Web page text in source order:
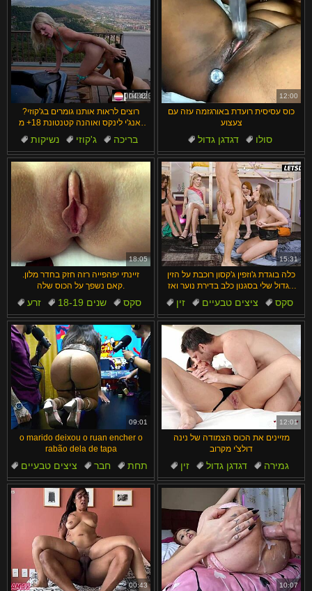
04:42
רוצים לראות אותנו גומרים בג'קוזי?
אנג'י לינקס ואוהנה קטנטונת 18+ מ-
PrimeLesbian 🔥נשיקות ג'קוזי
בריכה
חמוד
בחורה
12:00
כוס עסיסית רועדת באורגזמה עזה עם
צעצוע
דגדגן גדול
סולו
תוצרת בית
דגדגן אוננות
18:05
זיינתי יפהפייה רזה חזק בחדר מלון.
קאם נשפך על הכוס שלה.
זרע 18-19 שנים
סקס
הארדקור
ציצים קטנים
15:31
כלה בוגדת ג'וזפין ג'קסון רוכבת על הזין
הגדול שלי בסגנון כלב בדירת נוער ואז
סיום על ציצים טבעיים ענקיים קלוזאפ
זין ציצים טבעיים
סקס
הארדקור
סרטי אירופה
09:01
o marido deixou o ruan encher o
rabão dela de tapa
ציצים טבעיים חבר
תחת
שחרחורת
דיבור מלוכלך
12:01
מזיינים את הכוס הצמודה של נינה
דולצ'י מקרוב
זין דגדגן גדול
גמירה
דגדגן
נרתיק
00:43 10:07